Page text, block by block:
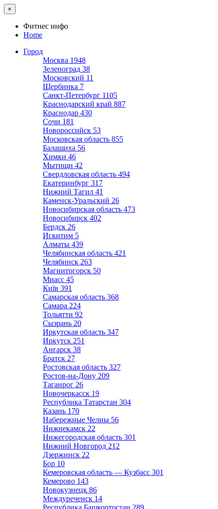
×
Фитнес инфо
Home
Город
Москва 1948
Зеленоград 38
Московский 11
Щербинка 7
Санкт-Петербург 1105
Краснодарский край 887
Краснодар 430
Сочи 181
Новороссийск 53
Московская область 855
Балашиха 56
Химки 46
Мытищи 42
Свердловская область 494
Екатеринбург 317
Нижний Тагил 41
Каменск-Уральский 26
Новосибирская область 473
Новосибирск 402
Бердск 26
Искитим 5
Алматы 439
Челябинская область 421
Челябинск 263
Магнитогорск 50
Миасс 45
Київ 391
Самарская область 368
Самара 224
Тольятти 92
Сызрань 20
Иркутская область 347
Иркутск 251
Ангарск 38
Братск 27
Ростовская область 327
Ростов-на-Дону 209
Таганрог 26
Новочеркасск 19
Республика Татарстан 304
Казань 170
Набережные Челны 56
Нижнекамск 22
Нижегородская область 301
Нижний Новгород 212
Дзержинск 22
Бор 10
Кемеровская область — Кузбасс 301
Кемерово 143
Новокузнецк 86
Междуреченск 14
Республика Башкортостан 289